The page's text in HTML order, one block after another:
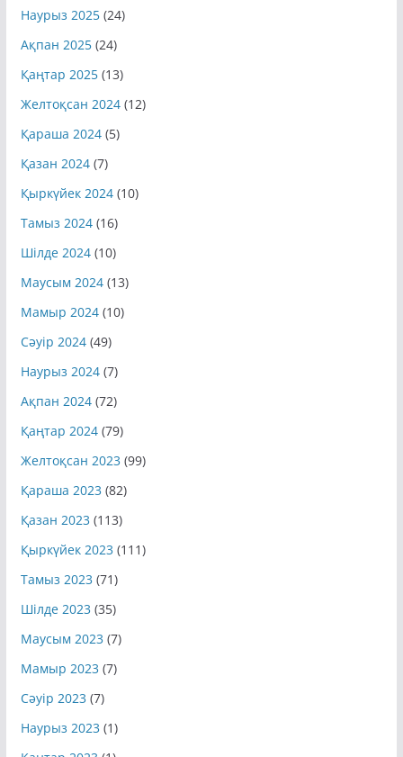
Наурыз 2025(24)
Ақпан 2025(24)
Қаңтар 2025(13)
Желтоқсан 2024(12)
Қараша 2024(5)
Қазан 2024(7)
Қыркүйек 2024(10)
Тамыз 2024(16)
Шілде 2024(10)
Маусым 2024(13)
Мамыр 2024(10)
Сәуір 2024(49)
Наурыз 2024(7)
Ақпан 2024(72)
Қаңтар 2024(79)
Желтоқсан 2023 (99)
Қараша 2023 (82)
Қазан 2023 (113)
Қыркүйек 2023 (111)
Тамыз 2023 (71)
Шілде 2023 (35)
Маусым 2023 (7)
Мамыр 2023 (7)
Сәуір 2023 (7)
Наурыз 2023 (1)